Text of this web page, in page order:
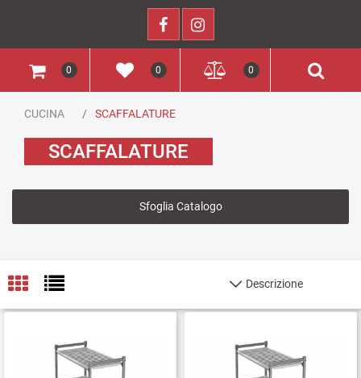
0 0 0
CUCINA SCAFFALATURE
SCAFFALATURE
Sfoglia Catalogo